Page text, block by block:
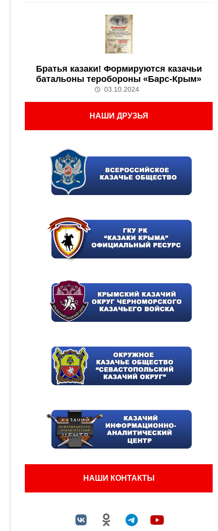
Братья казаки! Формируются казачьи
батальоны теробороны «Барс-Крым»
03.10.2024
НАШИ ДРУЗЬЯ
НАШИ КОНТАКТЫ